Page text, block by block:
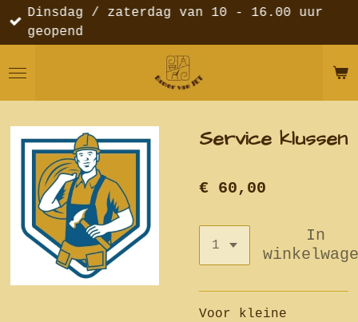
Ga
direct
de
Dinsdag / zaterdag van 10 - 16.00 uur
geopend
Service klussen
€ 60,00
In
Voor kleine